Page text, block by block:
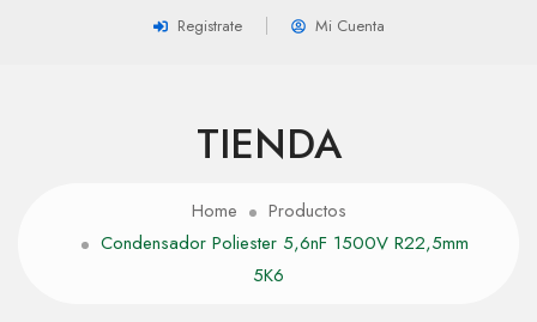
Registrate Mi Cuenta
TIENDA
Home
Productos
Condensador Poliester 5,6nF 1500V R22,5mm
5K6